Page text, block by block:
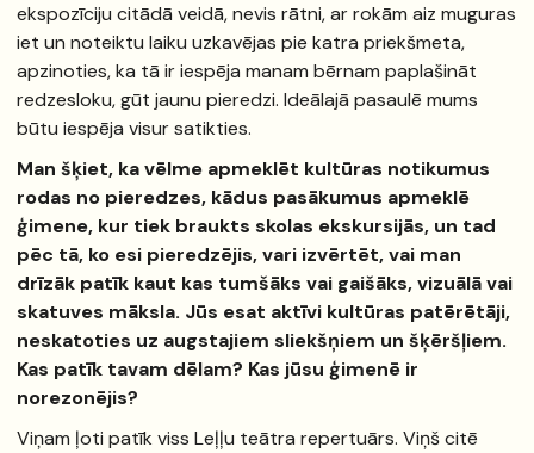
ekspozīciju citādā veidā, nevis rātni, ar rokām aiz muguras
iet un noteiktu laiku uzkavējas pie katra priekšmeta,
apzinoties, ka tā ir iespēja manam bērnam paplašināt
redzesloku, gūt jaunu pieredzi. Ideālajā pasaulē mums
būtu iespēja visur satikties.
Man šķiet, ka vēlme apmeklēt kultūras notikumus
rodas no pieredzes, kādus pasākumus apmeklē
ģimene, kur tiek braukts skolas ekskursijās, un tad
pēc tā, ko esi pieredzējis, vari izvērtēt, vai man
drīzāk patīk kaut kas tumšāks vai gaišāks, vizuālā vai
skatuves māksla. Jūs esat aktīvi kultūras patērētāji,
neskatoties uz augstajiem sliekšņiem un šķēršļiem.
Kas patīk tavam dēlam? Kas jūsu ģimenē ir
norezonējis?
Viņam ļoti patīk viss Leļļu teātra repertuārs. Viņš citē